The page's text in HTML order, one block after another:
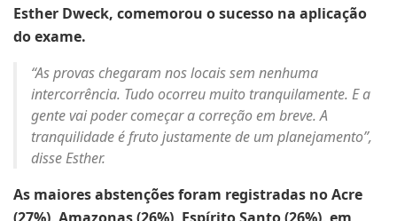
Esther Dweck, comemorou o sucesso na aplicação
do exame.
“As provas chegaram nos locais sem nenhuma
intercorrência. Tudo ocorreu muito tranquilamente. E a
gente vai poder começar a correção em breve. A
tranquilidade é fruto justamente de um planejamento”,
disse Esther.
As maiores abstenções foram registradas no Acre